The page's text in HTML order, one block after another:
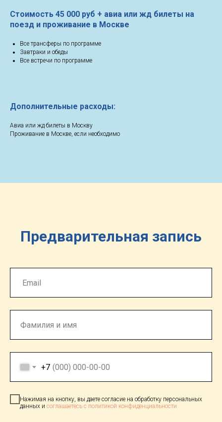
Стоимость 45 000 руб + авиа или жд билеты на
поезд и проживание в Москве
Все трансферы по программе
Завтраки и обеды
Все встречи по программе
Дополнительные расходы:
Авиа или жд билеты в Москву
Проживание в Москве, если необходимо
Предварительная запись
+7
Нажимая на кнопку, вы даете согласие на обработку персональных
данных и соглашаетесь c политикой конфиденциальности